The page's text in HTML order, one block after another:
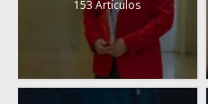
153 Artículos